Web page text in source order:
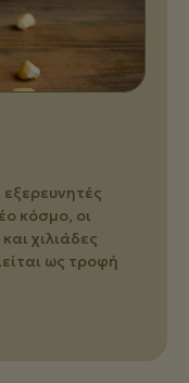
κόσμο, οι
χιλιάδες
ως τροφή